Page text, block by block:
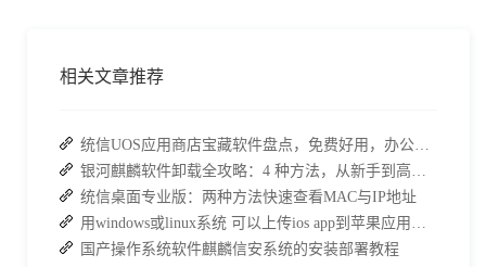
相关文章推荐
统信桌面专业版：两种方法快速查看MAC与IP地址
国产操作系统软件麒麟信安系统的安装部署教程